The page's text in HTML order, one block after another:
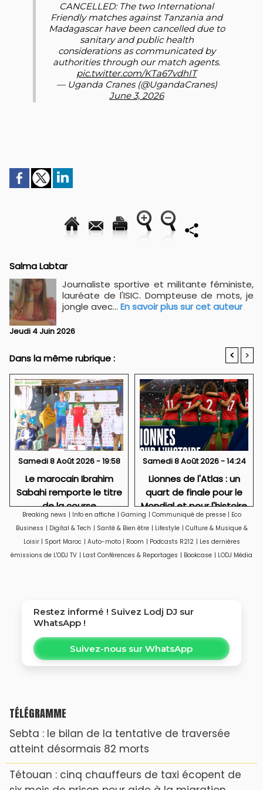
CANCELLED: The two International
Friendly matches against Tanzania and
Madagascar have been cancelled due to
sanitary and public health
considerations as communicated by
authorities through our match agents.
pic.twitter.com/KTa67vdhIT
— Uganda Cranes (@UgandaCranes)
June 3, 2026
Salma Labtar
Journaliste sportive et militante féministe,
lauréate de l'ISIC. Dompteuse de mots, je
jongle avec... En savoir plus sur cet auteur
Jeudi 4 Juin 2026
Dans la même rubrique : < >
Samedi 8 Août 2026 - 19:58
Le marocain Ibrahim
Sabahi remporte le titre
de la course
internationale « Chantal
Biya » de VTT au
Cameroun
Samedi 8 Août 2026 - 14:24
Lionnes de l'Atlas : un
quart de finale pour le
Mondial et pour l'histoire
Breaking news | Info en affiche | Gaming | Communiqué de presse | Eco
Business | Digital & Tech | Santé & Bien être | Lifestyle | Culture & Musique &
Loisir | Sport Maroc | Auto-moto | Room | Podcasts R212 | Les dernières
émissions de L'ODJ TV | Last Conférences & Reportages | Bookcase | LODJ Média
Restez informé ! Suivez Lodj DJ sur
WhatsApp !
Suivez-nous sur WhatsApp
TÉLÉGRAMME
Sebta : le bilan de la tentative de traversée
atteint désormais 82 morts
Tétouan : cinq chauffeurs de taxi écopent de